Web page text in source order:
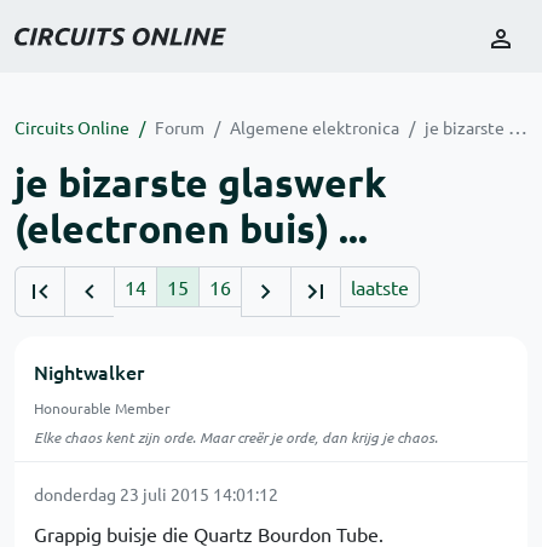
Circuits Online Forum Algemene elektronica je bizarste glaswerk (electronen buis) ...
je bizarste glaswerk
(electronen buis) ...
14 15 16 laatste
Nightwalker
Honourable Member
Elke chaos kent zijn orde. Maar creër je orde, dan krijg je chaos.
donderdag 23 juli 2015 14:01:12
Grappig buisje die Quartz Bourdon Tube.